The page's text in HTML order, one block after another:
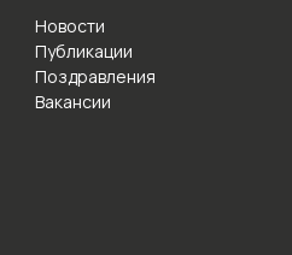
Новости
Публикации
Поздравления
Вакансии